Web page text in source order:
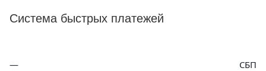
Система быстрых платежей
СБП